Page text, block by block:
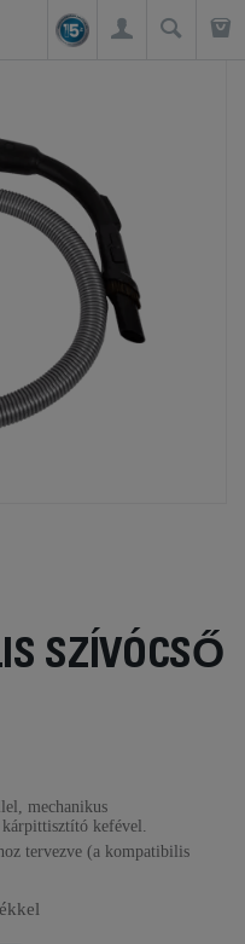
SZÍVÓCSŐ
mechanikus
kárpittisztító kefével.
tervezve (a kompatibilis